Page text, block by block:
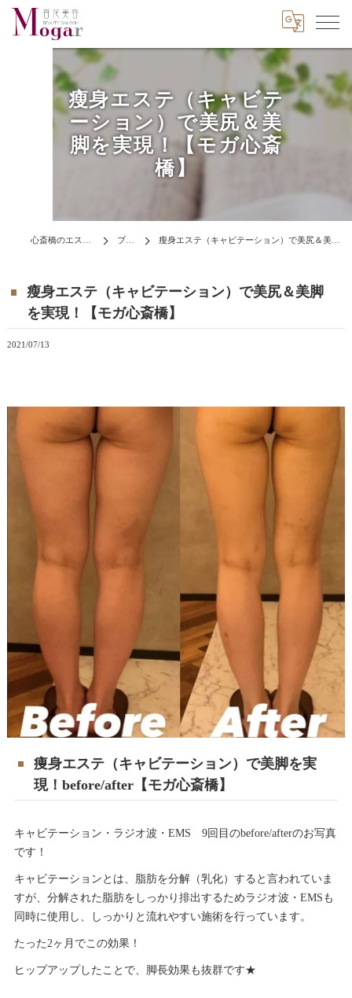
瘦身エステ（キャビテ
ーション）で美尻＆美
脚を実現！【モガ心斎
橋】
ブログ 瘦身エステ（キャビテーション）で美尻＆美脚を実現！【モガ心斎橋】
瘦身エステ（キャビテーション）で美尻＆美脚
を実現！【モガ心斎橋】
2021/07/13
痩身エステ（キャビテーション）で美脚を実
現！before/after【モガ心斎橋】
キャビテーション・ラジオ波・EMS 9回目のbefore/afterのお写真
です！
キャビテーションとは、脂肪を分解（乳化）すると言われていま
すが、分解された脂肪をしっかり排出するためラジオ波・EMSも
同時に使用し、しっかりと流れやすい施術を行っています。
たった2ヶ月でこの効果！
ヒップアップしたことで、脚長効果も抜群です★